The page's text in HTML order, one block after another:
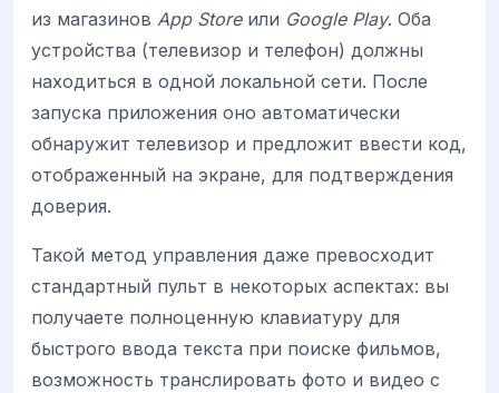
из магазинов App Storeили Google Play. Оба
устройства (телевизор и телефон) должны
находиться в одной локальной сети. После
запуска приложения оно автоматически
обнаружит телевизор и предложит ввести код,
отображенный на экране, для подтверждения
доверия.
Такой метод управления даже превосходит
стандартный пульт в некоторых аспектах: вы
получаете полноценную клавиатуру для
быстрого ввода текста при поиске фильмов,
возможность транслировать фото и видео с